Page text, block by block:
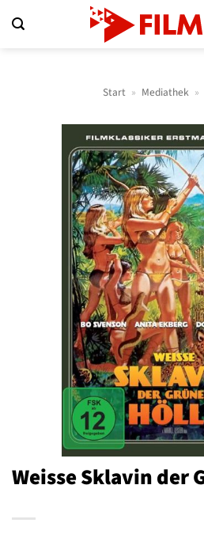
Inhalt
Start » Mediathek »
Weisse Sklavin der